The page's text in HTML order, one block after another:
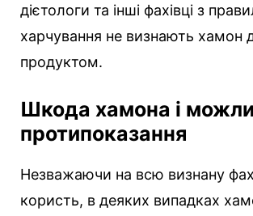
дієтологи та інші фахівці з
харчування не визнають хамон
продуктом.
Шкода хамона і
протипоказання
Незважаючи на всю визнану
користь, в деяких випадках